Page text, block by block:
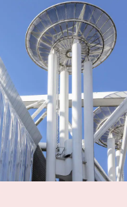
TOUR
World